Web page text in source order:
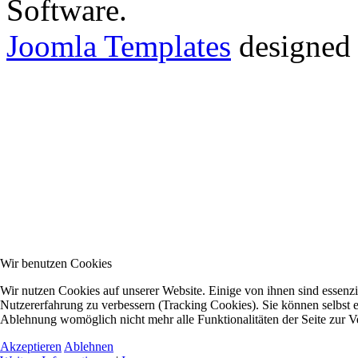
Software.
Joomla Templates
Wir benutzen Cookies
Wir nutzen Cookies auf unserer Website. Einige von ihnen sind
Nutzererfahrung zu verbessern (Tracking Cookies). Sie können selbst
Ablehnung womöglich nicht mehr alle Funktionalitäten der Seite zur
Akzeptieren Ablehnen